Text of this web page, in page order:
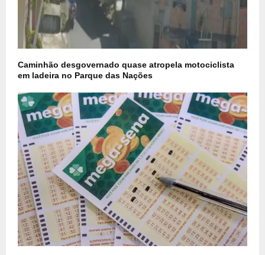
Caminhão desgovernado quase atropela motociclista
em ladeira no Parque das Nações